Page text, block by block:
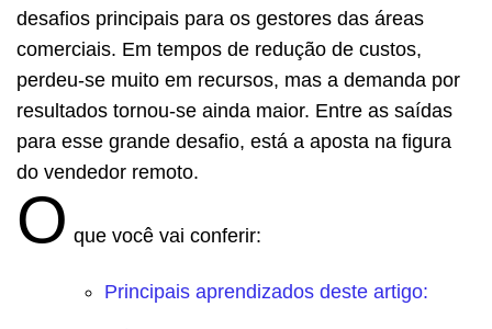
desafios principais para os gestores das áreas
comerciais. Em tempos de redução de custos,
perdeu-se muito em recursos, mas a demanda por
resultados tornou-se ainda maior. Entre as saídas
para esse grande desafio, está a aposta na figura
do vendedor remoto.
O que você vai conferir:
Principais aprendizados deste artigo: